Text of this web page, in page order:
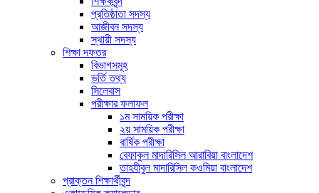
প্রতিষ্ঠাতা সদস্য
আজীবন সদস্য
স্থায়ী সদস্য
শিক্ষা দফতর
বিভাগসমূহ
ভর্তি তথ্য
সিলেবাস
পরীক্ষার ফলাফল
১ম সাময়িক পরীক্ষা
২য় সাময়িক পরীক্ষা
বার্ষিক পরীক্ষা
বেফাকুল মাদারিসিল আরাবিয়া বাংলাদেশ
তাহযীবুল মাদারিসিল কওমিয়া বাংলাদেশ
প্রাক্তন শিক্ষার্থীবৃন্দ